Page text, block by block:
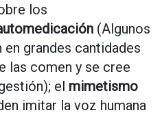
los
(Algunos
en grandes cantidades
las comen y se cree
el mimetismo
imitar la voz humana